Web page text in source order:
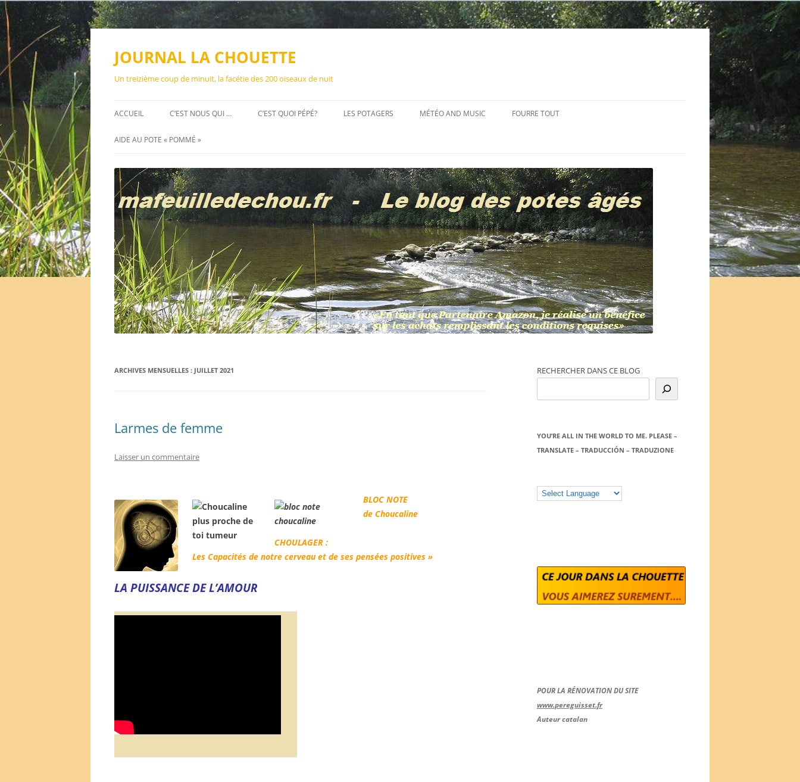
Aller
JOURNAL LA CHOUETTE
Un treizième coup de minuit, la facétie des 200 oiseaux de nuit
ACCUEIL C’EST NOUS QUI … C’EST QUOI PÉPÉ? LES POTAGERS MÉTÉO AND MUSIC FOURRE TOUT
AIDE AU POTE « POMMÉ »
ARCHIVES MENSUELLES : JUILLET 2021
Larmes de femme
Laisser un commentaire
BLOC NOTE
de Choucaline
CHOULAGER :
Les Capacités de notre cerveau et de ses pensées positives »
LA PUISSANCE DE L’AMOUR
RECHERCHER DANS CE BLOG
YOU’RE ALL IN THE WORLD TO ME. PLEASE –
TRANSLATE – TRADUCCIÓN – TRADUZIONE
POUR LA RÉNOVATION DU SITE
www.pereguisset.fr
Auteur catalan